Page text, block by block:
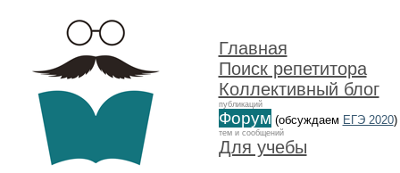
Главная
Поиск репетитора
Коллективный блог
публикаций
Форум (обсуждаем ЕГЭ 2020)
тем и сообщений
Для учебы